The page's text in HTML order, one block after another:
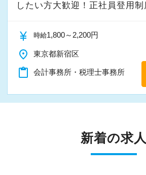
したい方大歓迎！正社員登用制
currency_yen 時給1,800～2,200円
place 東京都新宿区
content_paste 会計事務所・税理士事務所
新着の求人